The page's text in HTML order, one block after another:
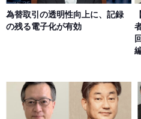
当社は、会員の個人情報を
「プライバシーポリシー」に
為替取引の透明性向上に、記録
の残る電子化が有効